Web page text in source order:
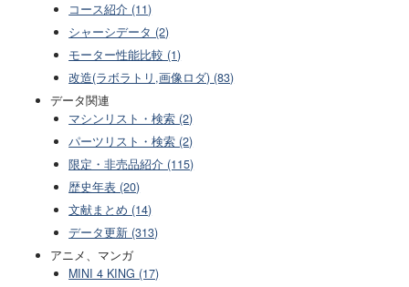
コース紹介 (11)
シャーシデータ (2)
モーター性能比較 (1)
改造(ラボラトリ,画像ロダ) (83)
データ関連
マシンリスト・検索 (2)
パーツリスト・検索 (2)
限定・非売品紹介 (115)
歴史年表 (20)
文献まとめ (14)
データ更新 (313)
アニメ、マンガ
MINI 4 KING (17)